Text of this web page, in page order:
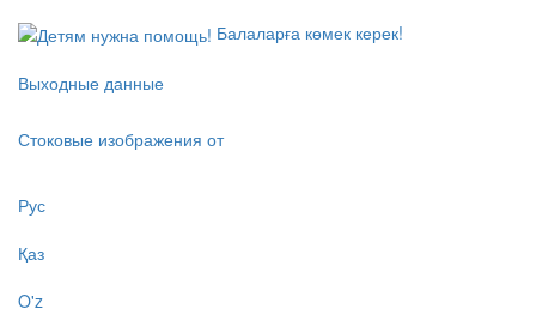
Балаларға көмек керек!
Выходные данные
Стоковые изображения от
Рус
Қаз
O'z